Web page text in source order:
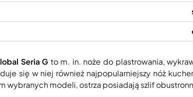
Seria G to m. in. noże do plastrowania,
się w niej również najpopularniejszy nóż
wybranych modeli, ostrza posiadają szlif